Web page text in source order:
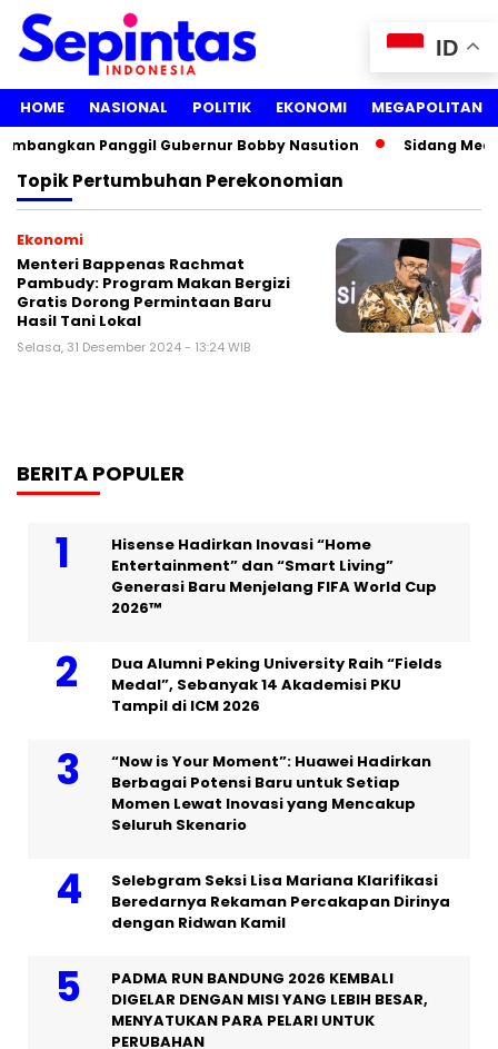
HOME NASIONAL POLITIK EKONOMI MEGAPOLITAN
Panggil Gubernur Bobby Nasution Sidang
TopikPertumbuhan Perekonomian
Ekonomi
Menteri Bappenas Rachmat
Pambudy: Program Makan Bergizi
Gratis Dorong Permintaan Baru
Hasil Tani Lokal
Selasa, 31 Desember 2024 - 13:24 WIB
BERITA POPULER
Hisense Hadirkan Inovasi “Home
Entertainment” dan “Smart Living”
Generasi Baru Menjelang FIFA World Cup
2026™
Dua Alumni Peking University Raih “Fields
Medal”, Sebanyak 14 Akademisi PKU
Tampil di ICM 2026
“Now is Your Moment”: Huawei Hadirkan
Berbagai Potensi Baru untuk Setiap
Momen Lewat Inovasi yang Mencakup
Seluruh Skenario
Selebgram Seksi Lisa Mariana Klarifikasi
Beredarnya Rekaman Percakapan Dirinya
dengan Ridwan Kamil
PADMA RUN BANDUNG 2026 KEMBALI
DIGELAR DENGAN MISI YANG LEBIH BESAR,
MENYATUKAN PARA PELARI UNTUK
PERUBAHAN
ID